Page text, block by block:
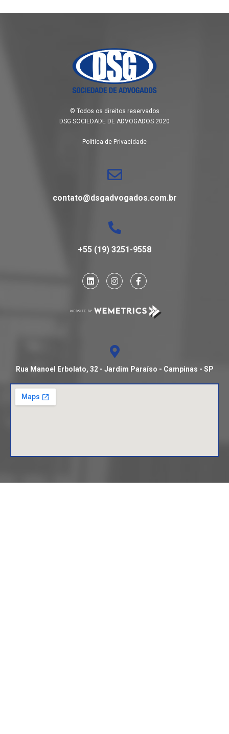
© Todos os direitos reservados
DSG SOCIEDADE DE ADVOGADOS 2020
Política de Privacidade
contato@dsgadvogados.com.br
+55 (19) 3251-9558
Rua Manoel Erbolato, 32 - Jardim Paraíso - Campinas - SP